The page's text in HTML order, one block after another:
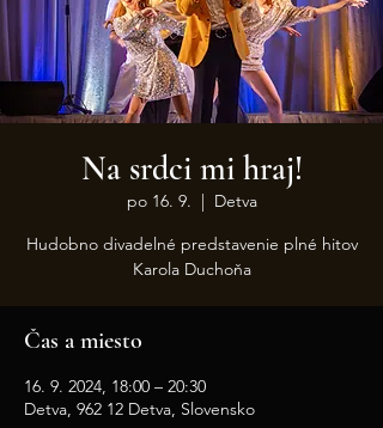
Na srdci mi hraj!
po 16. 9.
  |
Detva
Hudobno divadelné predstavenie plné hitov
Karola Duchoňa
Čas a miesto
16. 9. 2024, 18:00 – 20:30
Detva, 962 12 Detva, Slovensko